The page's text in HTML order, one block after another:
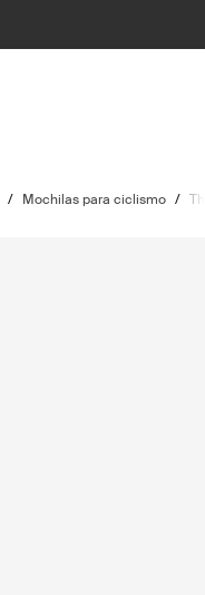
/ Mochilas para ciclismo /